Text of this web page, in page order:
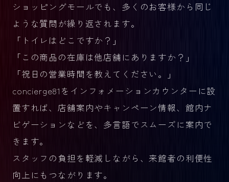
ショッピングモールでも、多くのお客様から同じ
ような質問が繰り返されます。
「トイレはどこですか？」
「この商品の在庫は他店舗にありますか？」
「祝日の営業時間を教えてください。」
concierge81をインフォメーションカウンターに設
置すれば、店舗案内やキャンペーン情報、館内ナ
ビゲーションなどを、多言語でスムーズに案内で
きます。
スタッフの負担を軽減しながら、来館者の利便性
向上にもつながります。